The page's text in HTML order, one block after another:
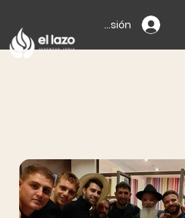
Iniciar sesión